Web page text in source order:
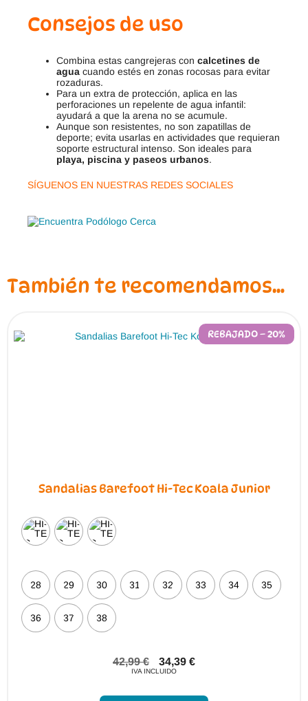
Consejos de uso
Combina estas cangrejeras con calcetines de
agua cuando estés en zonas rocosas para evitar
rozaduras.
Para un extra de protección, aplica en las
perforaciones un repelente de agua infantil:
ayudará a que la arena no se acumule.
Aunque son resistentes, no son zapatillas de
deporte; evita usarlas en actividades que requieran
soporte estructural intenso. Son ideales para
playa, piscina y paseos urbanos.
SÍGUENOS EN NUESTRAS REDES SOCIALES
También te recomendamos…
REBAJADO – 20%
Sandalias Barefoot Hi-Tec Koala Junior
28 29 30 31 32 33 34 35
36 37 38
42,99€ 34,39 €
IVA INCLUIDO